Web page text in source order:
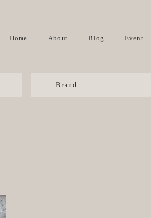
Home About Blog Event
Brand